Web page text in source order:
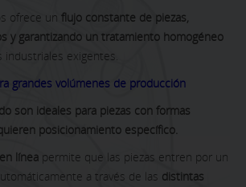
ofrece un flujo constante de piezas,
y garantizando un tratamiento homogéneo
exigentes.
grandes volúmenes de producción
son ideales para piezas con formas
posicionamiento específico.
línea permite que las piezas entren por un
a través de las distintas